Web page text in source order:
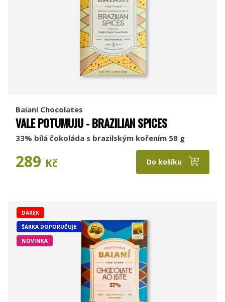
Baianí Chocolates
VALE POTUMUJU - BRAZILIAN SPICES
33% bílá čokoláda s brazilským kořením 58 g
289 Kč Do košíku
DÁREK
ŠÁRKA DOPORUČUJE
NOVINKA